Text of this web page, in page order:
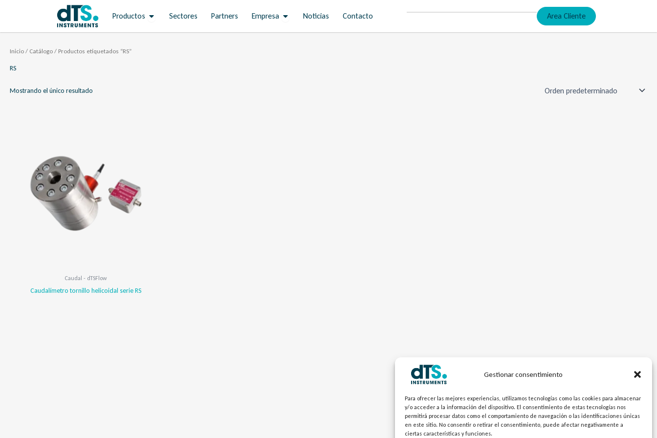
Gestionar consentimiento
Para ofrecer las mejores experiencias, utilizamos tecnologías como las cookies para almacenar
y/o acceder a la información del dispositivo. El consentimiento de estas tecnologías nos
permitirá procesar datos como el comportamiento de navegación o las identificaciones únicas
en este sitio. No consentir o retirar el consentimiento, puede afectar negativamente a
ciertas características y funciones.
Productos Open Productos
Sectores Partners Empresa Open Empresa
Noticias Contacto Area Cliente
Inicio / Catálogo / Productos etiquetados “RS”
RS
Mostrando el único resultado
Caudal - dTSFlow
Caudalímetro tornillo helicoidal serie RS